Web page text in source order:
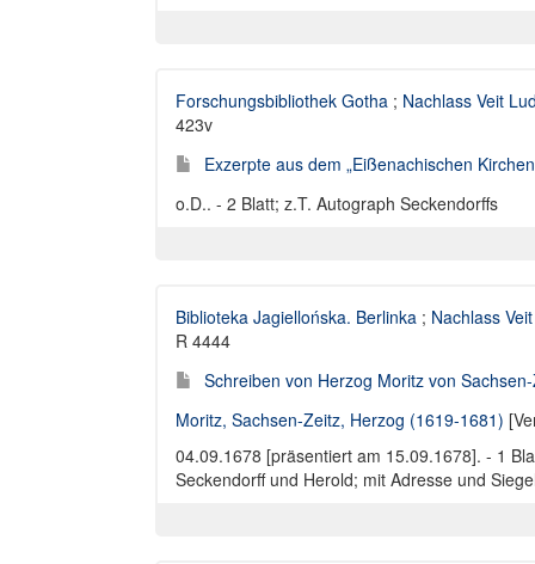
Forschungsbibliothek Gotha ; Nachlass Veit
423v
Exzerpte aus dem „Eißenachischen
o.D.. - 2 Blatt; z.T. Autograph Seckendorffs
Biblioteka Jagiellońska. Berlinka ; Nachlass
R 4444
Schreiben von Herzog Moritz von
Moritz, Sachsen-Zeitz, Herzog (1619-1681)
04.09.1678 [präsentiert am 15.09.1678]. - 1
Seckendorff und Herold; mit Adresse und